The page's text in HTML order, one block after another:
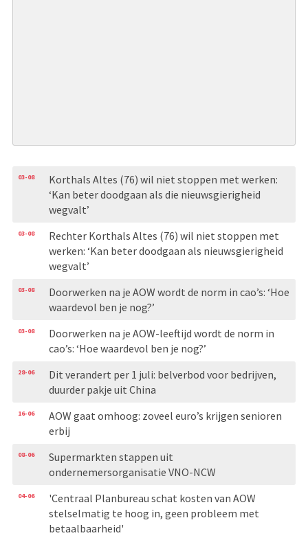
03-08
Korthals Altes (76) wil niet stoppen met werken:
‘Kan beter doodgaan als die nieuwsgierigheid
wegvalt’
03-08
Rechter Korthals Altes (76) wil niet stoppen met
werken: ‘Kan beter doodgaan als nieuwsgierigheid
wegvalt’
03-08
Doorwerken na je AOW wordt de norm in cao’s: ‘Hoe
waardevol ben je nog?’
03-08
Doorwerken na je AOW-leeftijd wordt de norm in
cao’s: ‘Hoe waardevol ben je nog?’
28-06
Dit verandert per 1 juli: belverbod voor bedrijven,
duurder pakje uit China
16-06
AOW gaat omhoog: zoveel euro’s krijgen senioren
erbij
08-06
Supermarkten stappen uit
ondernemersorganisatie VNO-NCW
04-06
'Centraal Planbureau schat kosten van AOW
stelselmatig te hoog in, geen probleem met
betaalbaarheid'